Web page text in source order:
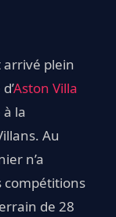
arrivé plein
Aston Villa
à la
Au
n’a
compétitions
de 28